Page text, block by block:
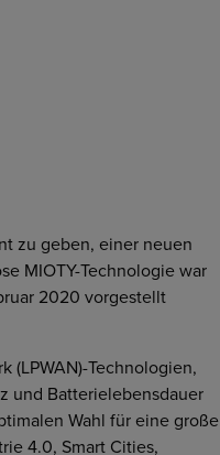
zu geben, einer neuen
MIOTY-Technologie war
2020 vorgestellt
(LPWAN)-Technologien,
und Batterielebensdauer
Wahl für eine große
4.0, Smart Cities,